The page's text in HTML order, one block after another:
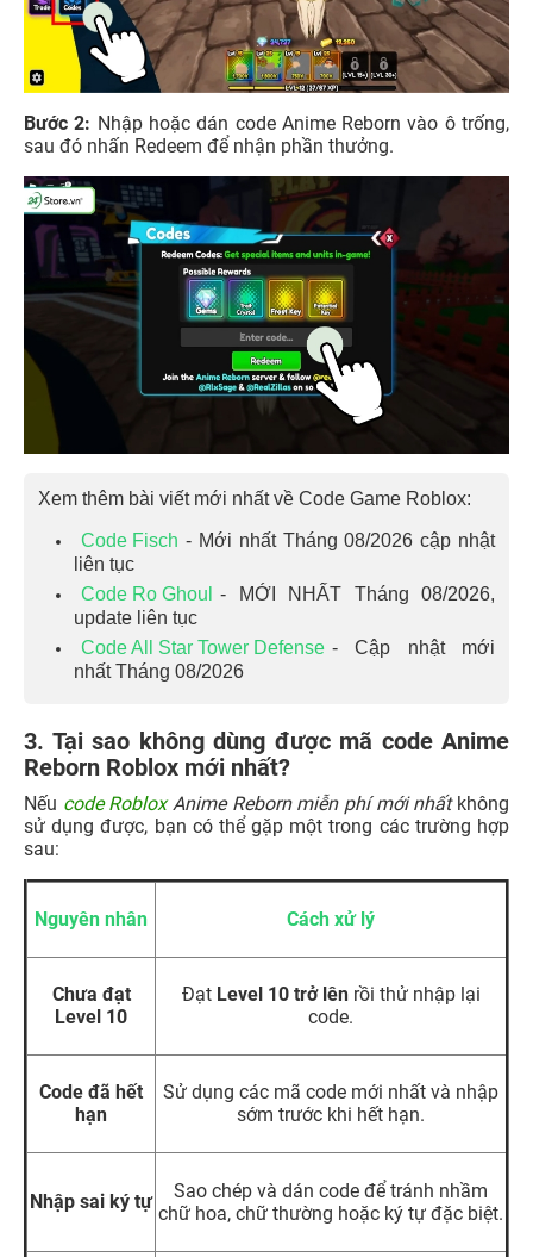
Bước 2: Nhập hoặc dán code Anime Reborn vào ô trống,
sau đó nhấn Redeem để nhận phần thưởng.
Xem thêm bài viết mới nhất về Code Game Roblox:
Code Fisch - Mới nhất Tháng 08/2026 cập nhật
liên tục
Code Ro Ghoul - MỚI NHẤT Tháng 08/2026,
update liên tục
Code All Star Tower Defense - Cập nhật mới
nhất Tháng 08/2026
3. Tại sao không dùng được mã code Anime
Reborn Roblox mới nhất?
Nếu code RobloxAnime Reborn miễn phí mới nhấtkhông
sử dụng được, bạn có thể gặp một trong các trường hợp
sau:
Nguyên nhân Cách xử lý
Chưa đạt
Level 10
Đạt Level 10 trở lênrồi thử nhập lại
code.
Code đã hết
hạn
Sử dụng các mã code mới nhất và nhập
sớm trước khi hết hạn.
Nhập sai ký tự
Sao chép và dán code để tránh nhầm
chữ hoa, chữ thường hoặc ký tự đặc biệt.